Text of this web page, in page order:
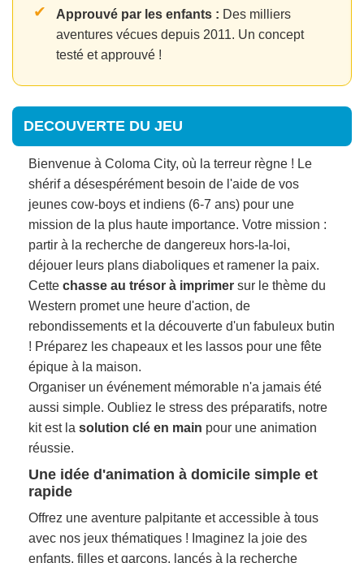
✔ Approuvé par les enfants : Des milliers
aventures vécues depuis 2011. Un concept
testé et approuvé !
DECOUVERTE DU JEU
Bienvenue à Coloma City, où la terreur règne ! Le
shérif a désespérément besoin de l'aide de vos
jeunes cow-boys et indiens (6-7 ans) pour une
mission de la plus haute importance. Votre mission :
partir à la recherche de dangereux hors-la-loi,
déjouer leurs plans diaboliques et ramener la paix.
Cette chasse au trésor à imprimer sur le thème du
Western promet une heure d'action, de
rebondissements et la découverte d'un fabuleux butin
! Préparez les chapeaux et les lassos pour une fête
épique à la maison.
Organiser un événement mémorable n'a jamais été
aussi simple. Oubliez le stress des préparatifs, notre
kit est la solution clé en main pour une animation
réussie.
Une idée d'animation à domicile simple et
rapide
Offrez une aventure palpitante et accessible à tous
avec nos jeux thématiques ! Imaginez la joie des
enfants, filles et garçons, lancés à la recherche